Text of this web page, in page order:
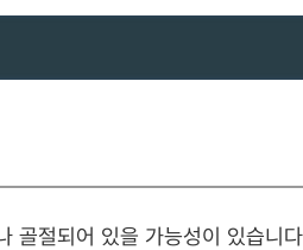
골절되어 있을 가능성이 있습니